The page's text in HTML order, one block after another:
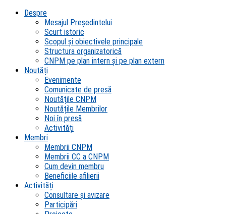
Despre
Mesajul Președintelui
Scurt istoric
Scopul şi obiectivele principale
Structura organizatorică
CNPM pe plan intern şi pe plan extern
Noutăți
Evenimente
Comunicate de presă
Noutățile CNPM
Noutățile Membrilor
Noi în presă
Activități
Membri
Membrii CNPM
Membrii CC a CNPM
Cum devin membru
Beneficiile afilierii
Activități
Consultare și avizare
Participări